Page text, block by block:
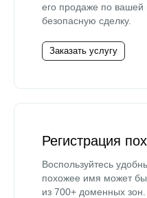
его продаже по вашей
безопасную сделку.
Заказать услугу
Регистрация
Воспользуйтесь
похожее имя может
из 700+ доменных зон.